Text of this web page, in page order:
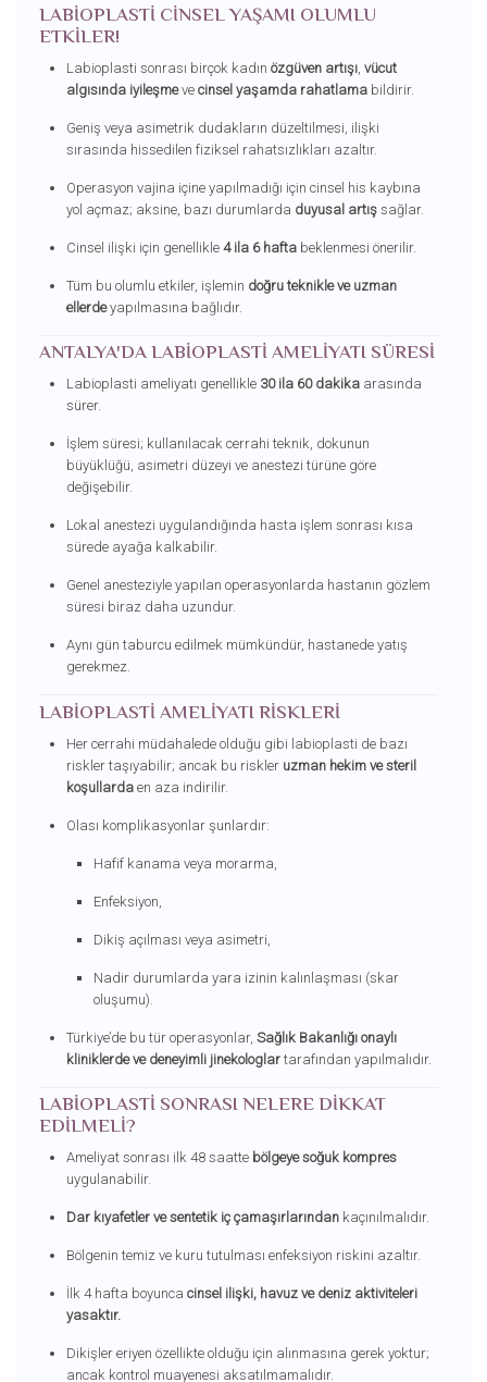
LABIOPLASTI CINSEL YAŞAMI OLUMLU
ETKILER!
Labioplasti sonrası birçok kadın özgüven artışı, vücut
algısında iyileşmeve cinsel yaşamda rahatlamabildirir.
Geniş veya asimetrik dudakların düzeltilmesi, ilişki
sırasında hissedilen fiziksel rahatsızlıkları azaltır.
Operasyon vajina içine yapılmadığı için cinsel his kaybına
yol açmaz; aksine, bazı durumlarda duyusal artışsağlar.
Cinsel ilişki için genellikle 4 ila 6 haftabeklenmesi önerilir.
Tüm bu olumlu etkiler, işlemin doğru teknikle ve uzman
ellerdeyapılmasına bağlıdır.
ANTALYA'DA LABIOPLASTI AMELIYATI SÜRESI
Labioplasti ameliyatı genellikle 30 ila 60 dakikaarasında
sürer.
İşlem süresi; kullanılacak cerrahi teknik, dokunun
büyüklüğü, asimetri düzeyi ve anestezi türüne göre
değişebilir.
Lokal anestezi uygulandığında hasta işlem sonrası kısa
sürede ayağa kalkabilir.
Genel anesteziyle yapılan operasyonlarda hastanın gözlem
süresi biraz daha uzundur.
Aynı gün taburcu edilmek mümkündür, hastanede yatış
gerekmez.
LABIOPLASTI AMELIYATI RISKLERI
Her cerrahi müdahalede olduğu gibi labioplasti de bazı
riskler taşıyabilir; ancak bu riskler uzman hekim ve steril
koşullardaen aza indirilir.
Olası komplikasyonlar şunlardır:
Hafif kanama veya morarma,
Enfeksiyon,
Dikiş açılması veya asimetri,
Nadir durumlarda yara izinin kalınlaşması (skar
oluşumu).
Türkiye’de bu tür operasyonlar, Sağlık Bakanlığı onaylı
kliniklerde ve deneyimli jinekologlartarafından yapılmalıdır.
LABIOPLASTI SONRASI NELERE DIKKAT
EDILMELI?
Ameliyat sonrası ilk 48 saatte bölgeye soğuk kompres
uygulanabilir.
Dar kıyafetler ve sentetik iç çamaşırlarındankaçınılmalıdır.
Bölgenin temiz ve kuru tutulması enfeksiyon riskini azaltır.
İlk 4 hafta boyunca cinsel ilişki, havuz ve deniz aktiviteleri
yasaktır.
Dikişler eriyen özellikte olduğu için alınmasına gerek yoktur;
ancak kontrol muayenesi aksatılmamalıdır.